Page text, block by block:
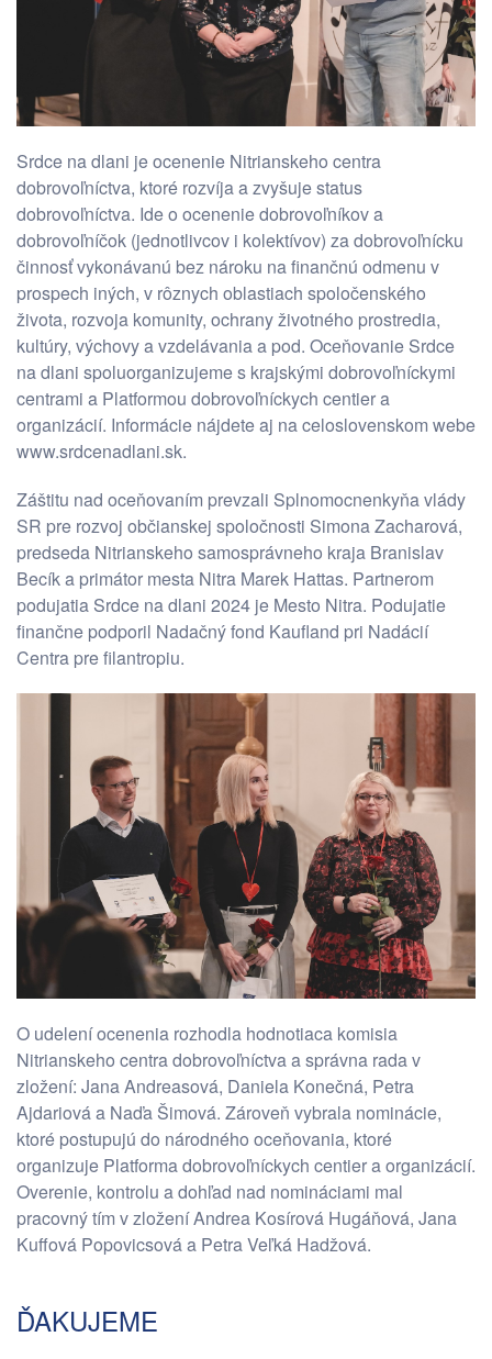
Srdce na dlani je ocenenie Nitrianskeho centra
dobrovoľníctva, ktoré rozvíja a zvyšuje status
dobrovoľníctva. Ide o ocenenie dobrovoľníkov a
dobrovoľníčok (jednotlivcov i kolektívov) za dobrovoľnícku
činnosť vykonávanú bez nároku na finančnú odmenu v
prospech iných, v rôznych oblastiach spoločenského
života, rozvoja komunity, ochrany životného prostredia,
kultúry, výchovy a vzdelávania a pod. Oceňovanie Srdce
na dlani spoluorganizujeme s krajskými dobrovoľníckymi
centrami a Platformou dobrovoľníckych centier a
organizácií. Informácie nájdete aj na celoslovenskom webe
www.srdcenadlani.sk.
Záštitu nad oceňovaním prevzali Splnomocnenkyňa vlády
SR pre rozvoj občianskej spoločnosti Simona Zacharová,
predseda Nitrianskeho samosprávneho kraja Branislav
Becík a primátor mesta Nitra Marek Hattas. Partnerom
podujatia Srdce na dlani 2024 je Mesto Nitra. Podujatie
finančne podporil Nadačný fond Kaufland pri Nadácií
Centra pre filantropiu.
O udelení ocenenia rozhodla hodnotiaca komisia
Nitrianskeho centra dobrovoľníctva a správna rada v
zložení: Jana Andreasová, Daniela Konečná, Petra
Ajdariová a Naďa Šimová. Zároveň vybrala nominácie,
ktoré postupujú do národného oceňovania, ktoré
organizuje Platforma dobrovoľníckych centier a organizácií.
Overenie, kontrolu a dohľad nad nomináciami mal
pracovný tím v zložení Andrea Kosírová Hugáňová, Jana
Kuffová Popovicsová a Petra Veľká Hadžová.
ĎAKUJEME